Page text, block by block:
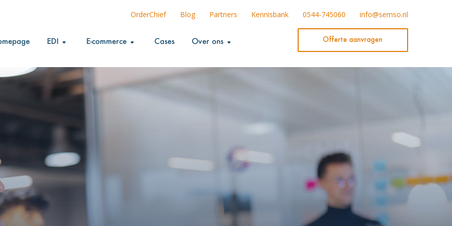
OrderChief Blog Partners Kennisbank 0544-745060 info@semso.nl
EDI E-commerce Cases Over ons Offerte aanvragen